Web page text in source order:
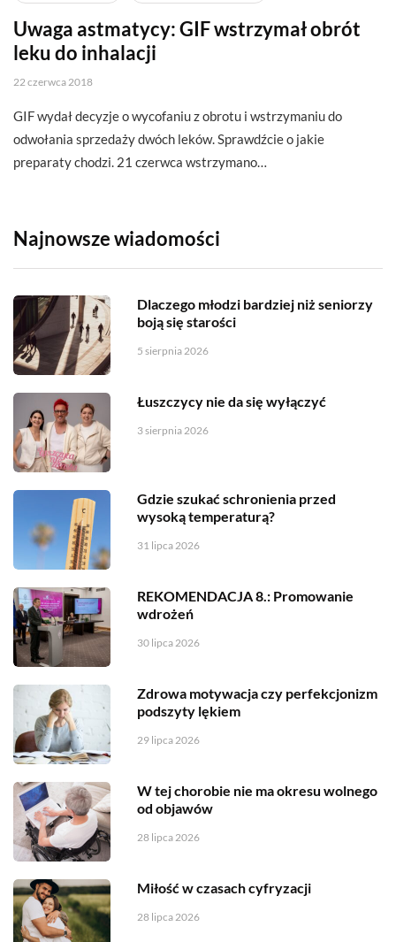
Uwaga astmatycy: GIF wstrzymał obrót
leku do inhalacji
22 czerwca 2018
GIF wydał decyzje o wycofaniu z obrotu i wstrzymaniu do
odwołania sprzedaży dwóch leków. Sprawdźcie o jakie
preparaty chodzi. 21 czerwca wstrzymano…
Najnowsze wiadomości
Dlaczego młodzi bardziej niż seniorzy
boją się starości
5 sierpnia 2026
Łuszczycy nie da się wyłączyć
3 sierpnia 2026
Gdzie szukać schronienia przed
wysoką temperaturą?
31 lipca 2026
REKOMENDACJA 8.: Promowanie
wdrożeń
30 lipca 2026
Zdrowa motywacja czy perfekcjonizm
podszyty lękiem
29 lipca 2026
W tej chorobie nie ma okresu wolnego
od objawów
28 lipca 2026
Miłość w czasach cyfryzacji
28 lipca 2026